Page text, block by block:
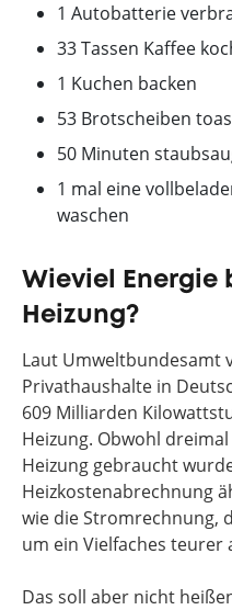
1 Autobatterie
33 Tassen Kaffee
1 Kuchen backen
53 Brotscheiben
50 Minuten
1 mal eine
waschen
Wieviel Energie
Heizung?
Laut Umweltbundesamt
Privathaushalte in
609 Milliarden
Heizung. Obwohl
Heizung gebraucht
Heizkostenabrechnung
wie die Stromrechnung,
um ein Vielfaches
Das soll aber nicht